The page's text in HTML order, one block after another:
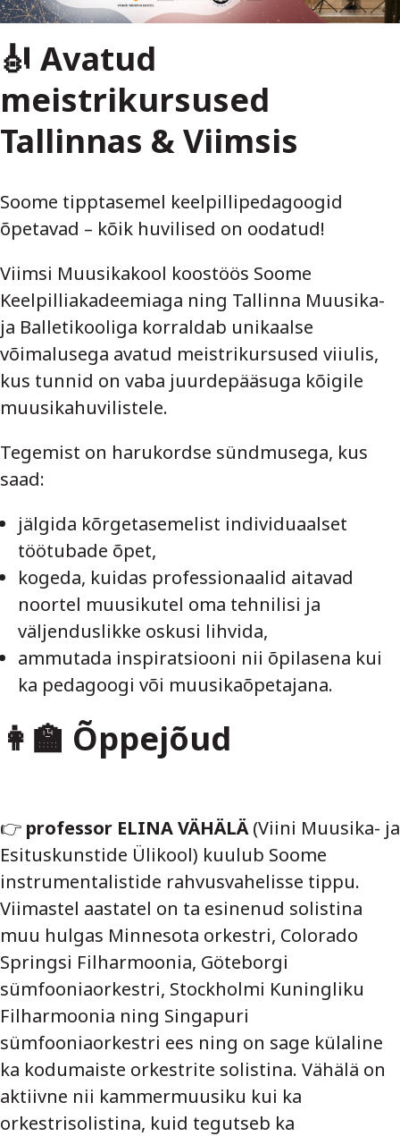
🎻 Avatud
meistrikursused
Tallinnas & Viimsis
Soome tipptasemel keelpillipedagoogid
õpetavad – kõik huvilised on oodatud!
Viimsi Muusikakool koostöös Soome
Keelpilliakadeemiaga ning Tallinna Muusika-
ja Balletikooliga korraldab unikaalse
võimalusega avatud meistrikursused viiulis,
kus tunnid on vaba juurdepääsuga kõigile
muusikahuvilistele.
Tegemist on harukordse sündmusega, kus
saad:
jälgida kõrgetasemelist individuaalset
töötubade õpet,
kogeda, kuidas professionaalid aitavad
noortel muusikutel oma tehnilisi ja
väljenduslikke oskusi lihvida,
ammutada inspiratsiooni nii õpilasena kui
ka pedagoogi või muusikaõpetajana.
👩‍🏫 Õppejõud
👉 professor ELINA VÄHÄLÄ(Viini Muusika- ja
Esituskunstide Ülikool) kuulub Soome
instrumentalistide rahvusvahelisse tippu.
Viimastel aastatel on ta esinenud solistina
muu hulgas Minnesota orkestri, Colorado
Springsi Filharmoonia, Göteborgi
sümfooniaorkestri, Stockholmi Kuningliku
Filharmoonia ning Singapuri
sümfooniaorkestri ees ning on sage külaline
ka kodumaiste orkestrite solistina. Vähälä on
aktiivne nii kammermuusiku kui ka
orkestrisolistina, kuid tegutseb ka